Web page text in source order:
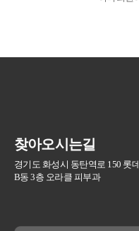
찾아오시는길
경기도 화성시 동탄역로 150 롯
B동 3층 오라클 피부과